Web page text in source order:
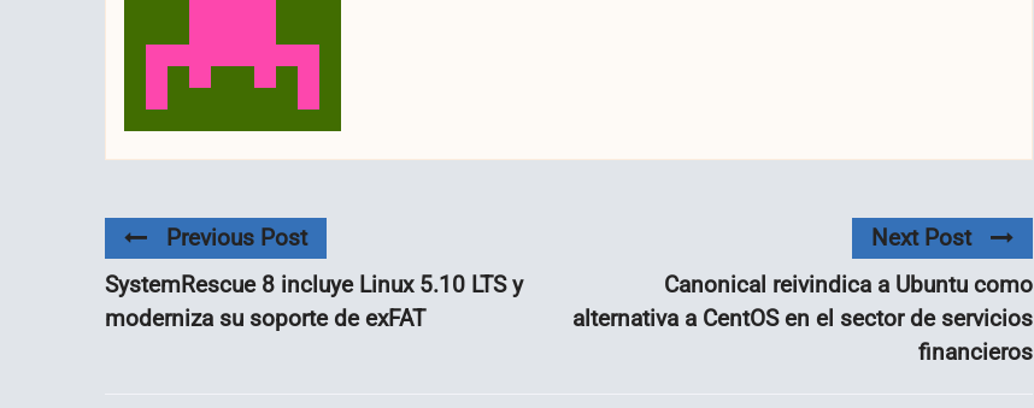
Previous Post
SystemRescue 8 incluye Linux 5.10 LTS y
moderniza su soporte de exFAT
Next Post
Canonical reivindica a Ubuntu como
alternativa a CentOS en el sector de servicios
financieros